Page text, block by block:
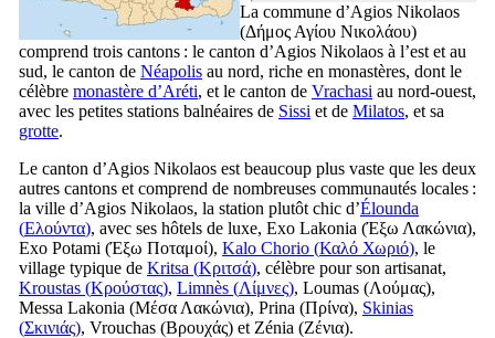
La commune d’Agios Nikolaos
(Δήμος Αγίου Νικολάου)
comprend trois cantons : le canton d’Agios Nikolaos à l’est et au
sud, le canton de Néapolis au nord, riche en monastères, dont le
célèbre monastère d’Aréti, et le canton de Vrachasi au nord-ouest,
avec les petites stations balnéaires de Sissi et de Milatos, et sa
grotte.
Le canton d’Agios Nikolaos est beaucoup plus vaste que les deux
autres cantons et comprend de nombreuses communautés locales :
la ville d’Agios Nikolaos, la station plutôt chic d’Élounda
(Ελούντα), avec ses hôtels de luxe, Exo Lakonia (Έξω Λακώνια),
Exo Potami (Έξω Ποταμοί), Kalo Chorio (Καλό Χωριό), le
village typique de Kritsa (Κριτσά), célèbre pour son artisanat,
Kroustas (Κρούστας), Limnès (Λίμνες), Loumas (Λούμας),
Messa Lakonia (Μέσα Λακώνια), Prina (Πρίνα), Skinias
(Σκινιάς), Vrouchas (Βρουχάς) et Zénia (Ζένια).